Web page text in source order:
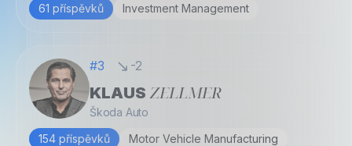
61 příspěvků
Investment Management
#3 -2
KLAUS ZELLMER
Škoda Auto
154 příspěvků
Motor Vehicle Manufacturing